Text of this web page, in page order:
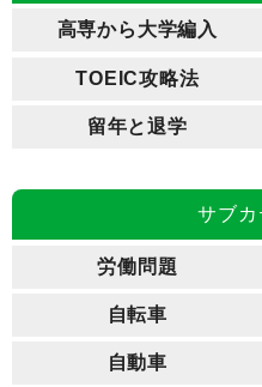
高専から大学編入
TOEIC攻略法
留年と退学
サブカ
労働問題
自転車
自動車